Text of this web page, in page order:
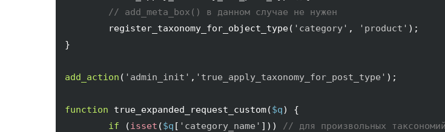
// add_meta_box() в данном случае не нужен
	register_taxonomy_for_object_type
( 'category' , 'product' )
}
add_action ( 'admin_init' , 'true_apply_taxonomy_for_post_type' ) ;
function true_expanded_request_custom($q)
{
if
(isset ($q [ 'category_name' ] ) )
// для произвольных